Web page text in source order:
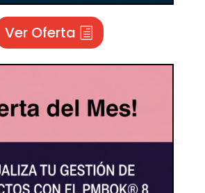
Ver Oferta